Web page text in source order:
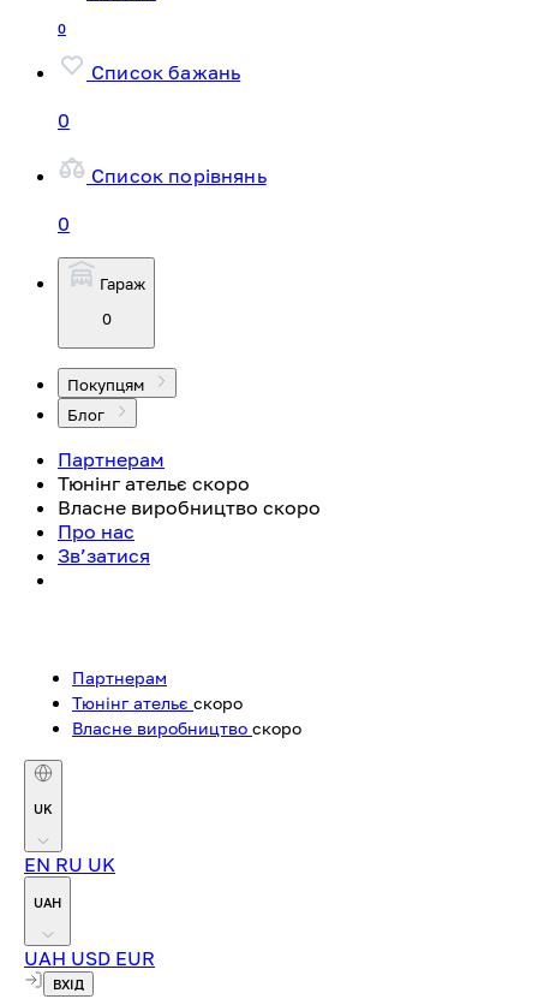
0
Список бажань
0
Список порівнянь
0
Гараж
0
Покупцям
Блог
Партнерам
Тюнінг ательє скоро
Власне виробництво скоро
Про нас
Зв’затися
Партнерам
Тюнінг ательє скоро
Власне виробництво скоро
UK
EN RU UK
UAH
UAH USD EUR
ВХІД